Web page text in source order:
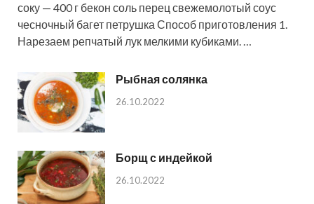
соку — 400 г бекон соль перец свежемолотый соус
чесночный багет петрушка Способ приготовления 1.
Нарезаем репчатый лук мелкими кубиками. …
Рыбная солянка
26.10.2022
Борщ с индейкой
26.10.2022